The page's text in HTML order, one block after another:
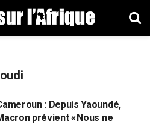
: Depuis Yaoundé,
prévient « Nous ne